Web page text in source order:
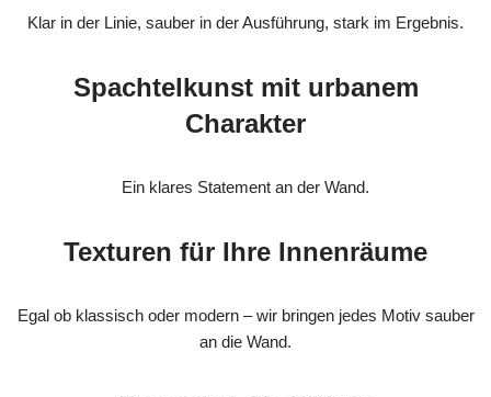
Klar in der Linie, sauber in der Ausführung, stark im Ergebnis.
Spachtelkunst mit urbanem
Charakter
Ein klares Statement an der Wand.
Texturen für Ihre Innenräume
Egal ob klassisch oder modern – wir bringen jedes Motiv sauber
an die Wand.